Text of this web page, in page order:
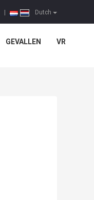
Dutch
GEVALLEN VR